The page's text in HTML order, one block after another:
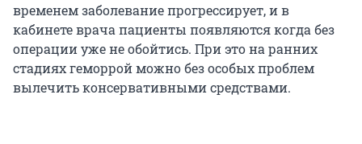
временем заболевание прогрессирует, и в
кабинете врача пациенты появляются когда без
операции уже не обойтись. При это на ранних
стадиях геморрой можно без особых проблем
вылечить консервативными средствами.